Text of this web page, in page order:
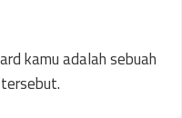
kamu adalah sebuah